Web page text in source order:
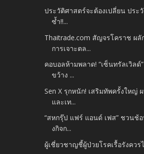
ประวัติศาสตร์จะต้องเปลี่ยน ประ
ซ้ำ!!...
Thaitrade.com สัญจรโคราช ผลั
การเจาะตล...
คอบอลห้ามพลาด! “เซ็นทรัลเวิลด์
ขว้าง ...
Sen X รุกหนัก! เสริมทัพครั้งใหญ่
และเท...
“สหกรุ๊ป แฟร์ แอนด์ เฟส” ชวนช้
งกิจก...
ผู้เชี่ยวชาญชี้ผู้ป่วยโรคเรื้อรังควร